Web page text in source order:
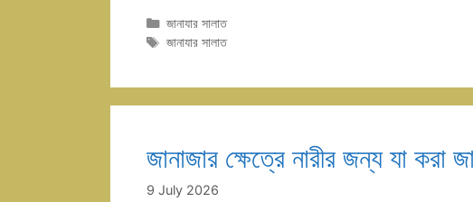
Categories
জানাযার সালাত
Tags
জানাযার সালাত
জানাজার ক্ষেত্রে নারীর জন্য যা
9 July 2026